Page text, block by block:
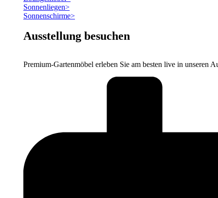
Sonnenliegen>
Sonnenschirme>
Ausstellung besuchen
Premium-Gartenmöbel erleben Sie am besten live in unseren